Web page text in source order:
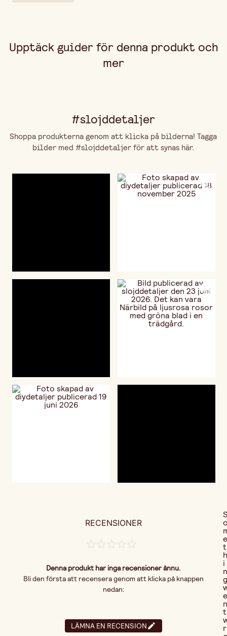
Upptäck guider för denna produkt och
mer
#slojddetaljer
Shoppa produkterna genom att klicka på bilderna! Tagga
bilder med #slojddetaljer för att synas här.
RECENSIONER
Denna produkt har inga recensioner ännu.
Bli den första att recensera genom att klicka på knappen
nedan:
LÄMNA EN RECENSION
e
t
h
i
n
g
e
n
t
r